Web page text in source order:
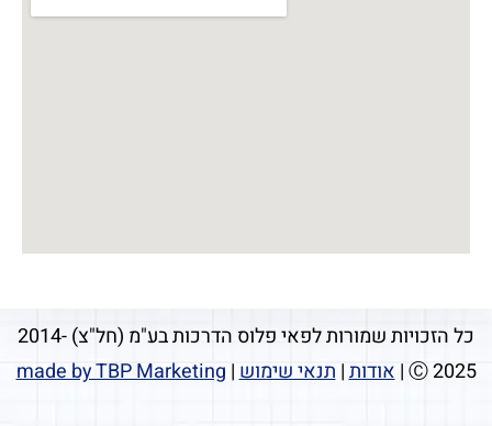
כל הזכויות שמורות לפאי פלוס הדרכות בע"מ (חל"צ) 2014-
2025 Ⓒ |
אודות|תנאי שימוש|
made by TBP Marketing